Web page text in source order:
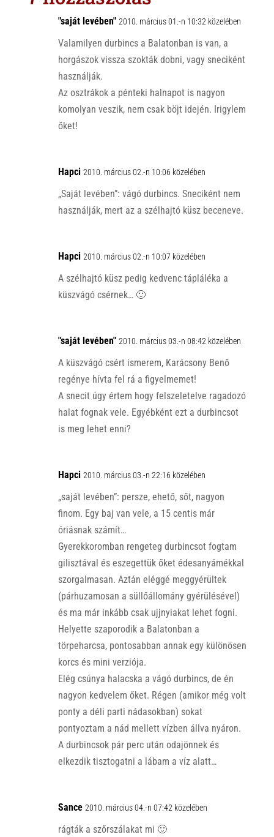
A
o
o
"saját levében" 2010. március 01.-n 10:32 közelében
Valamilyen durbincs a Balatonban is van, a
horgászok vissza szokták dobni, vagy sneciként
használják.
Az osztrákok a pénteki halnapot is nagyon
komolyan veszik, nem csak böjt idején. Irigylem
őket!
Hapci 2010. március 02.-n 10:06 közelében
„Saját levében”: vágó durbincs. Sneciként nem
használják, mert az a szélhajtó küsz beceneve.
Hapci 2010. március 02.-n 10:07 közelében
A szélhajtó küsz pedig kedvenc tápláléka a
küszvágó csérnek… 🙂
"saját levében" 2010. március 03.-n 08:42 közelében
A küszvágó csért ismerem, Karácsony Benő
regénye hívta fel rá a figyelmemet!
A snecit úgy értem hogy felszeletelve ragadozó
halat fognak vele. Egyébként ezt a durbincsot
is meg lehet enni?
Hapci 2010. március 03.-n 22:16 közelében
„saját levében”: persze, ehető, sőt, nagyon
finom. Egy baj van vele, a 15 centis már
óriásnak számít…
Gyerekkoromban rengeteg durbincsot fogtam
gilisztával és eszegettük őket édesanyámékkal
szorgalmasan. Aztán eléggé meggyérültek
(párhuzamosan a süllőállomány gyérülésével)
és ma már inkább csak ujjnyiakat lehet fogni.
Helyette szaporodik a Balatonban a
törpeharcsa, pontosabban annak egy különösen
korcs és mini verziója.
Elég csúnya halacska a vágó durbincs, de én
nagyon kedvelem őket. Régen (amikor még volt
ponty a déli parti nádasokban) sokat
pontyoztam a nád mellett vízben állva nyáron.
A durbincsok pár perc után odajönnek és
elkezdik tisztogatni a lábam a víz alatt…
Sance 2010. március 04.-n 07:42 közelében
rágták a szőrszálakat mi 🙂